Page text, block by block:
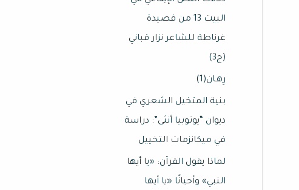
البيت 13 من قصيدة
غرناطة للشاعر نزار قباني
(ج3)
رِهـان(1)
بنية المتخيل الشعري في
ديوان “يوتوبيا أنثى”: دراسة
في ميكانزمات التخييل
لماذا يقول القرآن: «يا أيها
النبي» وأحيانًا «يا أيها